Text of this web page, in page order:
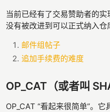
当前已经有了交易赞助者的
没有被改进到可以正式纳入仓
邮件组帖子
追加手续费的难度
OP_CAT（或者叫
OP_CAT “看起来很简单”。